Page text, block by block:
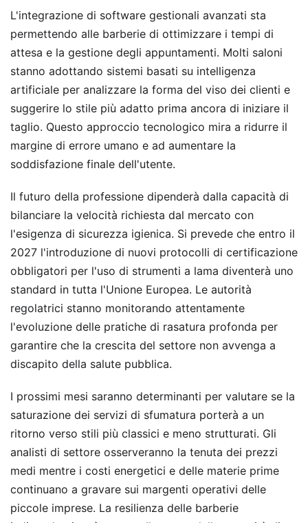
L'integrazione di software gestionali avanzati sta
permettendo alle barberie di ottimizzare i tempi di
attesa e la gestione degli appuntamenti. Molti saloni
stanno adottando sistemi basati su intelligenza
artificiale per analizzare la forma del viso dei clienti e
suggerire lo stile più adatto prima ancora di iniziare il
taglio. Questo approccio tecnologico mira a ridurre il
margine di errore umano e ad aumentare la
soddisfazione finale dell'utente.
Il futuro della professione dipenderà dalla capacità di
bilanciare la velocità richiesta dal mercato con
l'esigenza di sicurezza igienica. Si prevede che entro il
2027 l'introduzione di nuovi protocolli di certificazione
obbligatori per l'uso di strumenti a lama diventerà uno
standard in tutta l'Unione Europea. Le autorità
regolatrici stanno monitorando attentamente
l'evoluzione delle pratiche di rasatura profonda per
garantire che la crescita del settore non avvenga a
discapito della salute pubblica.
I prossimi mesi saranno determinanti per valutare se la
saturazione dei servizi di sfumatura porterà a un
ritorno verso stili più classici e meno strutturati. Gli
analisti di settore osserveranno la tenuta dei prezzi
medi mentre i costi energetici e delle materie prime
continuano a gravare sui margenti operativi delle
piccole imprese. La resilienza delle barberie